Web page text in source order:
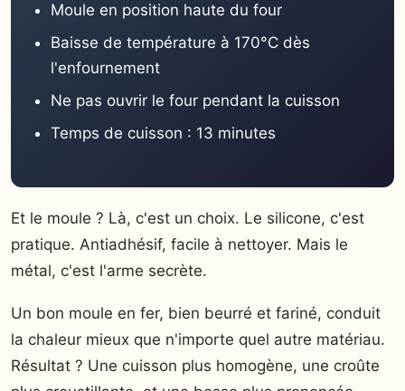
Moule en position haute du four
Baisse de température à 170°C dès
l'enfournement
Ne pas ouvrir le four pendant la cuisson
Temps de cuisson : 13 minutes
Et le moule ? Là, c'est un choix. Le silicone, c'est
pratique. Antiadhésif, facile à nettoyer. Mais le
métal, c'est l'arme secrète.
Un bon moule en fer, bien beurré et fariné, conduit
la chaleur mieux que n'importe quel autre matériau.
Résultat ? Une cuisson plus homogène, une croûte